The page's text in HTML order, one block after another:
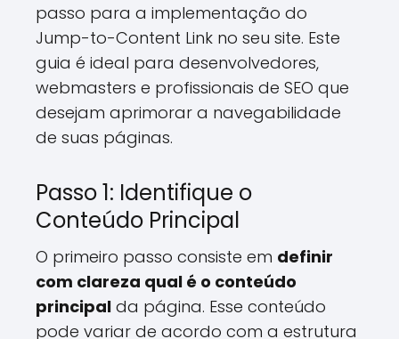
passo para a implementação do
Jump-to-Content Link no seu site. Este
guia é ideal para desenvolvedores,
webmasters e profissionais de SEO que
desejam aprimorar a navegabilidade
de suas páginas.
Passo 1: Identifique o
Conteúdo Principal
O primeiro passo consiste em definir
com clareza qual é o conteúdo
principal da página. Esse conteúdo
pode variar de acordo com a estrutura